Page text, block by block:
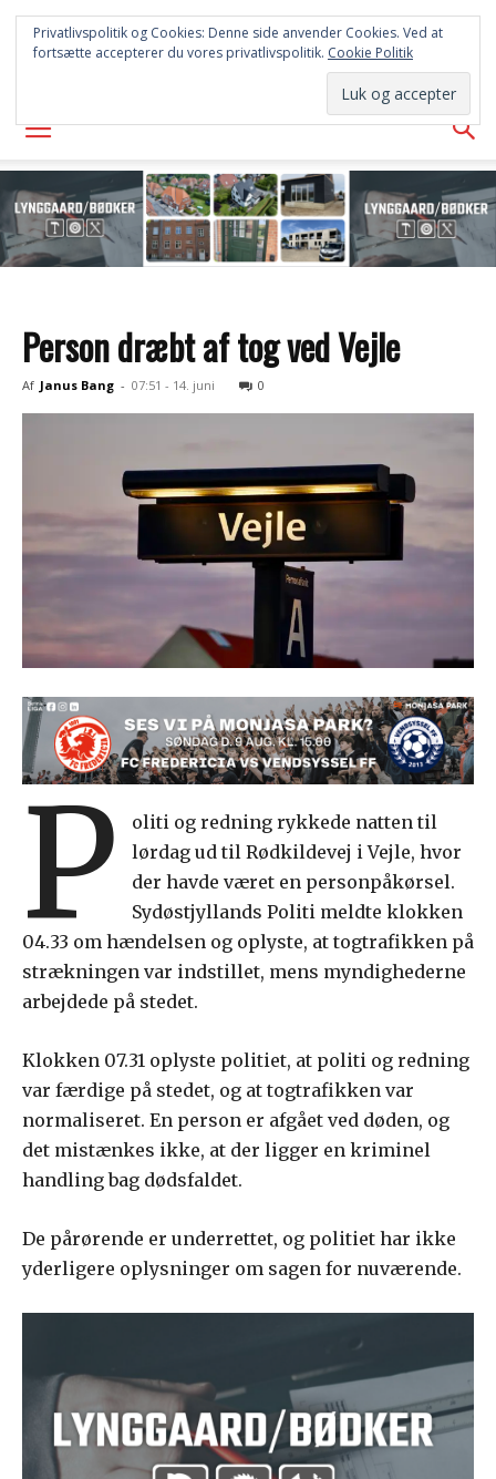
FREDERICIA
AVISEN
Person dræbt af tog ved Vejle
Af Janus Bang - 07:51 - 14. juni 0
P
oliti og redning rykkede natten til
lørdag ud til Rødkildevej i Vejle, hvor
der havde været en personpåkørsel.
Sydøstjyllands Politi meldte klokken
04.33 om hændelsen og oplyste, at togtrafikken på
strækningen var indstillet, mens myndighederne
arbejdede på stedet.
Klokken 07.31 oplyste politiet, at politi og redning
var færdige på stedet, og at togtrafikken var
normaliseret. En person er afgået ved døden, og
det mistænkes ikke, at der ligger en kriminel
handling bag dødsfaldet.
De pårørende er underrettet, og politiet har ikke
yderligere oplysninger om sagen for nuværende.
Privatlivspolitik og Cookies: Denne side anvender Cookies. Ved at
fortsætte accepterer du vores privatlivspolitik. Cookie Politik